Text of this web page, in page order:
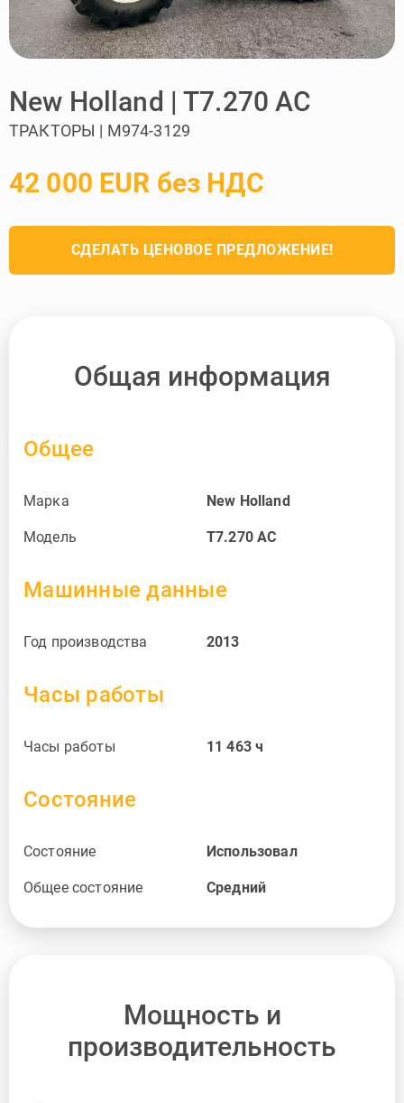
New Holland | T7.270 AC
ТРАКТОРЫ | M974-3129
42 000 EUR без НДС
СДЕЛАТЬ ЦЕНОВОЕ ПРЕДЛОЖЕНИЕ!
Общая информация
Общее
Марка New Holland
Модель T7.270 AC
Машинные данные
Год производства 2013
Часы работы
Часы работы 11 463ч
Состояние
Состояние Использовал
Общее состояние Средний
Мощность и
производительность